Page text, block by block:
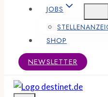
JOBS
SHOP
NEWSLETTER